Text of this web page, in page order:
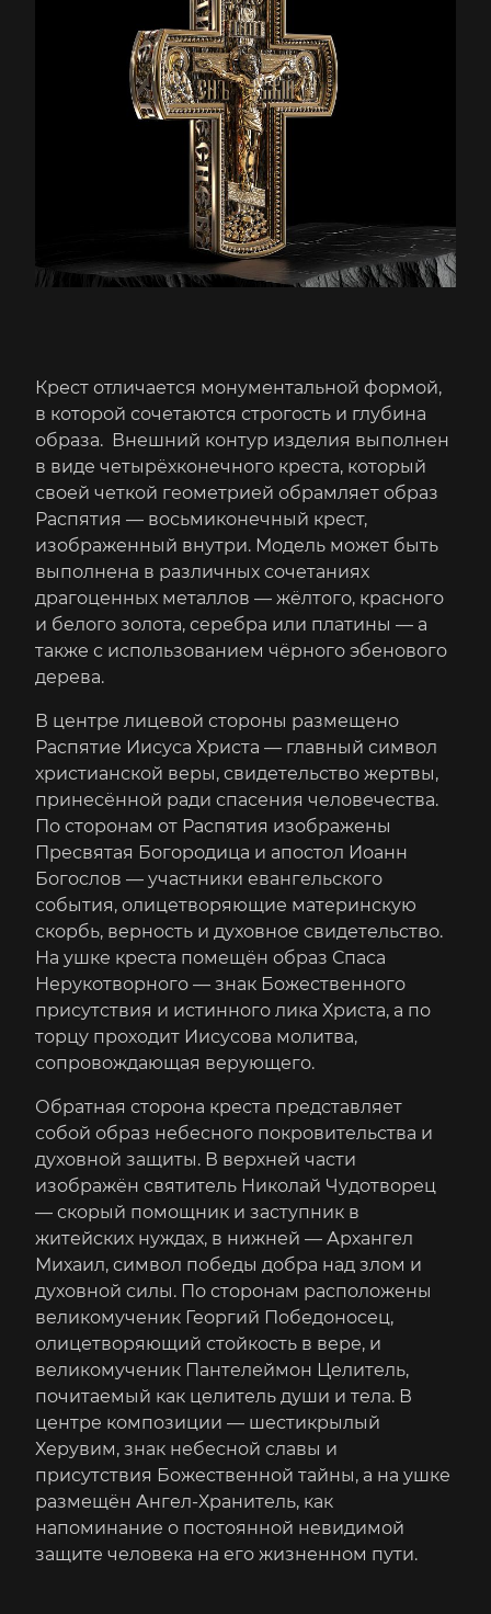
Крест отличается монументальной формой,
в которой сочетаются строгость и глубина
образа. Внешний контур изделия выполнен
в виде четырёхконечного креста, который
своей четкой геометрией обрамляет образ
Распятия — восьмиконечный крест,
изображенный внутри. Модель может быть
выполнена в различных сочетаниях
драгоценных металлов — жёлтого, красного
и белого золота, серебра или платины — а
также с использованием чёрного эбенового
дерева.
В центре лицевой стороны размещено
Распятие Иисуса Христа — главный символ
христианской веры, свидетельство жертвы,
принесённой ради спасения человечества.
По сторонам от Распятия изображены
Пресвятая Богородица и апостол Иоанн
Богослов — участники евангельского
события, олицетворяющие материнскую
скорбь, верность и духовное свидетельство.
На ушке креста помещён образ Спаса
Нерукотворного — знак Божественного
присутствия и истинного лика Христа, а по
торцу проходит Иисусова молитва,
сопровождающая верующего.
Обратная сторона креста представляет
собой образ небесного покровительства и
духовной защиты. В верхней части
изображён святитель Николай Чудотворец
— скорый помощник и заступник в
житейских нуждах, в нижней — Архангел
Михаил, символ победы добра над злом и
духовной силы. По сторонам расположены
великомученик Георгий Победоносец,
олицетворяющий стойкость в вере, и
великомученик Пантелеймон Целитель,
почитаемый как целитель души и тела. В
центре композиции — шестикрылый
Херувим, знак небесной славы и
присутствия Божественной тайны, а на ушке
размещён Ангел-Хранитель, как
напоминание о постоянной невидимой
защите человека на его жизненном пути.